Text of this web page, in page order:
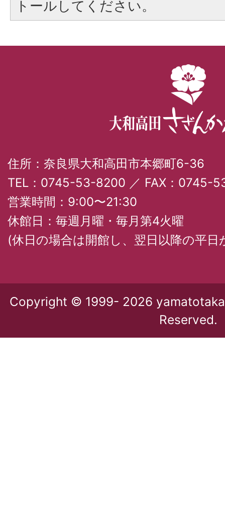
トールしてください。
住所：奈良県大和高田市本郷町6-36
TEL：0745-53-8200 ／ FAX：0745-
営業時間：9:00〜21:30
休館日：毎週月曜・毎月第4火曜
(休日の場合は開館し、翌日以降の平日
Copyright © 1999- 2026
Reserved.